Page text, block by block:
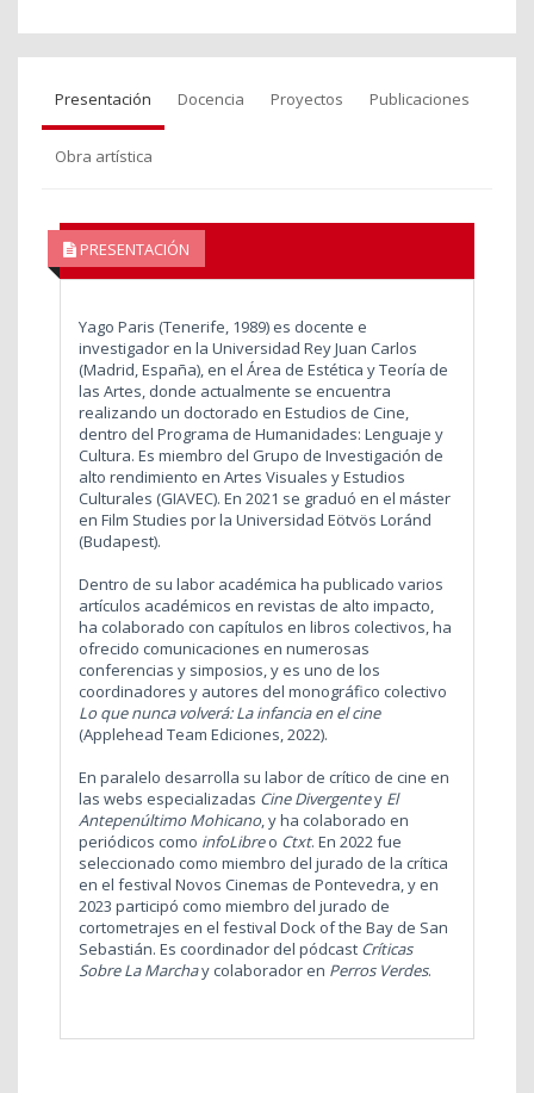
Presentación Docencia Proyectos Publicaciones
Obra artística
PRESENTACIÓN
Yago Paris (Tenerife, 1989) es docente e
investigador en la Universidad Rey Juan Carlos
(Madrid, España), en el Área de Estética y Teoría de
las Artes, donde actualmente se encuentra
realizando un doctorado en Estudios de Cine,
dentro del Programa de Humanidades: Lenguaje y
Cultura. Es miembro del Grupo de Investigación de
alto rendimiento en Artes Visuales y Estudios
Culturales (GIAVEC). En 2021 se graduó en el máster
en Film Studies por la Universidad Eötvös Loránd
(Budapest).
Dentro de su labor académica ha publicado varios
artículos académicos en revistas de alto impacto,
ha colaborado con capítulos en libros colectivos, ha
ofrecido comunicaciones en numerosas
conferencias y simposios, y es uno de los
coordinadores y autores del monográfico colectivo
Lo que nunca volverá: La infancia en el cine
(Applehead Team Ediciones, 2022).
En paralelo desarrolla su labor de crítico de cine en
las webs especializadas Cine Divergentey El
Antepenúltimo Mohicano, y ha colaborado en
periódicos como infoLibreo Ctxt. En 2022 fue
seleccionado como miembro del jurado de la crítica
en el festival Novos Cinemas de Pontevedra, y en
2023 participó como miembro del jurado de
cortometrajes en el festival Dock of the Bay de San
Sebastián. Es coordinador del pódcast Críticas
Sobre La Marchay colaborador en Perros Verdes.